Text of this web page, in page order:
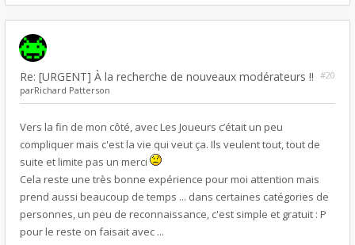
Re: [URGENT] À la recherche de nouveaux modérateurs !! #20
parRichard Patterson
Vers la fin de mon côté, avec Les Joueurs c’était un peu
compliquer mais c'est la vie qui veut ça. Ils veulent tout, tout de
suite et limite pas un merci
Cela reste une très bonne expérience pour moi attention mais
prend aussi beaucoup de temps ... dans certaines catégories de
personnes, un peu de reconnaissance, c'est simple et gratuit : P
pour le reste on faisait avec ...